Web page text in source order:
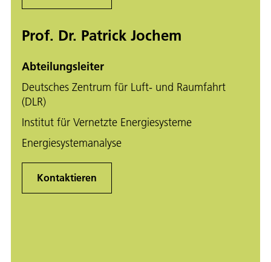
Prof. Dr. Patrick Jochem
Abteilungsleiter
Deutsches Zentrum für Luft- und Raumfahrt
(DLR)
Institut für Vernetzte Energiesysteme
Energiesystemanalyse
Kontaktieren